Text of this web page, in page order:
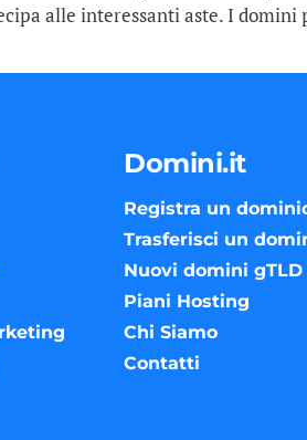
alle interessanti aste. I domini
Domini.it
Registra un
Trasferisci un
Nuovi domini gTLD
Piani Hosting
Chi Siamo
Contatti